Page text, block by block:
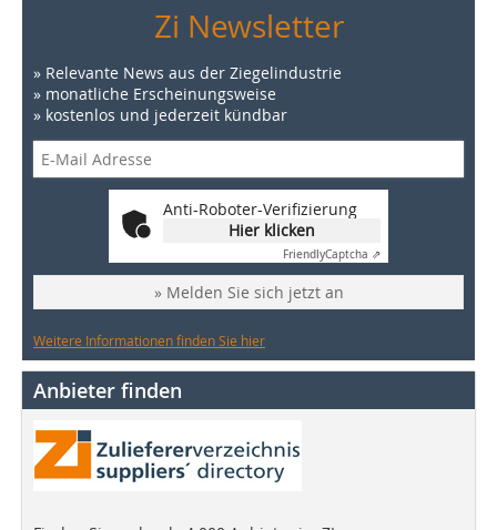
Zi Newsletter
» Relevante News aus der Ziegelindustrie
» monatliche Erscheinungsweise
» kostenlos und jederzeit kündbar
Anti-Roboter-Verifizierung
Hier klicken
FriendlyCaptcha ⇗
» Melden Sie sich jetzt an
Weitere Informationen finden Sie hier
Anbieter finden